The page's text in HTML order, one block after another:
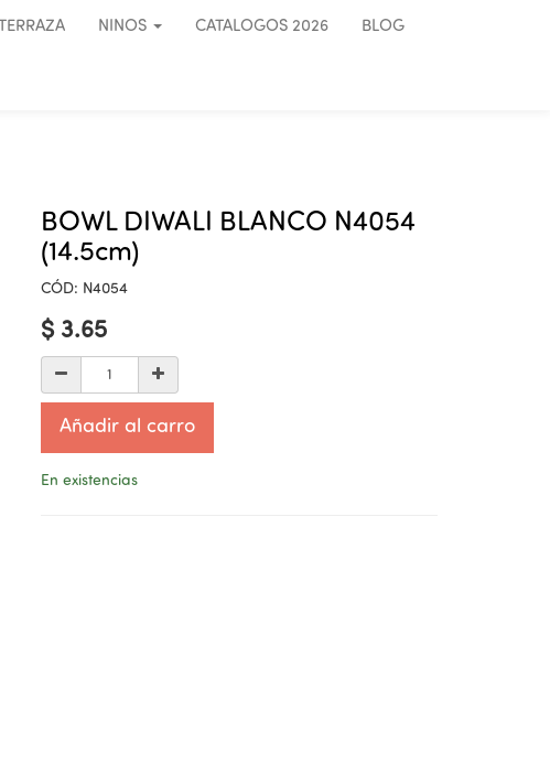
TERRAZA NINOS CATALOGOS 2026 BLOG
BOWL DIWALI BLANCO N4054
(14.5cm)
CÓD: N4054
$ 3.65
Añadir al carro
En existencias